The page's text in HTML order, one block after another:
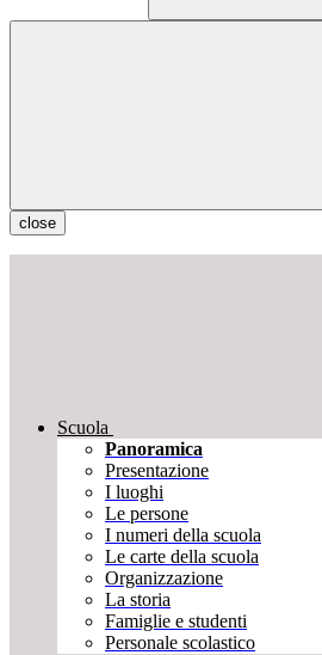
close
Scuola
Panoramica
Presentazione
I luoghi
Le persone
I numeri della scuola
Le carte della scuola
Organizzazione
La storia
Famiglie e studenti
Personale scolastico